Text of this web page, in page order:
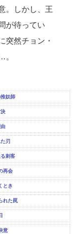
。しかし、王
が待ってい
突然チョン・
。
奴師
刃
刺客
再会
とき
れた罠
意